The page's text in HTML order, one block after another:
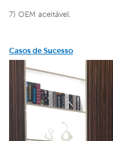
7) OEM aceitável.
Casos de Sucesso